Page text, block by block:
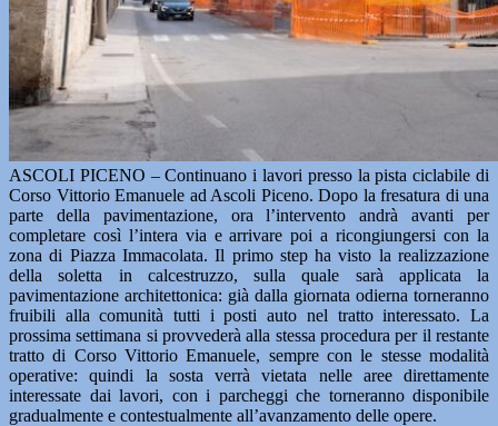
ASCOLI PICENO – Continuano i lavori presso la pista ciclabile di
Corso Vittorio Emanuele ad Ascoli Piceno. Dopo la fresatura di una
parte della pavimentazione, ora l’intervento andrà avanti per
completare così l’intera via e arrivare poi a ricongiungersi con la
zona di Piazza Immacolata. Il primo step ha visto la realizzazione
della soletta in calcestruzzo, sulla quale sarà applicata la
pavimentazione architettonica: già dalla giornata odierna torneranno
fruibili alla comunità tutti i posti auto nel tratto interessato. La
prossima settimana si provvederà alla stessa procedura per il restante
tratto di Corso Vittorio Emanuele, sempre con le stesse modalità
operative: quindi la sosta verrà vietata nelle aree direttamente
interessate dai lavori, con i parcheggi che torneranno disponibile
gradualmente e contestualmente all’avanzamento delle opere.